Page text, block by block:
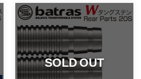
SOLD OUT